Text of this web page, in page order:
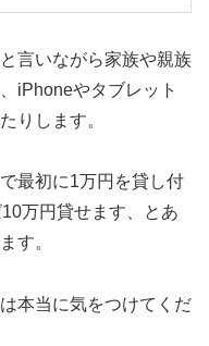
言いながら家族や親族
iPhoneやタブレット
りします。
最初に1万円を貸し付
万円貸せます、とあ
す。
本当に気をつけてくだ